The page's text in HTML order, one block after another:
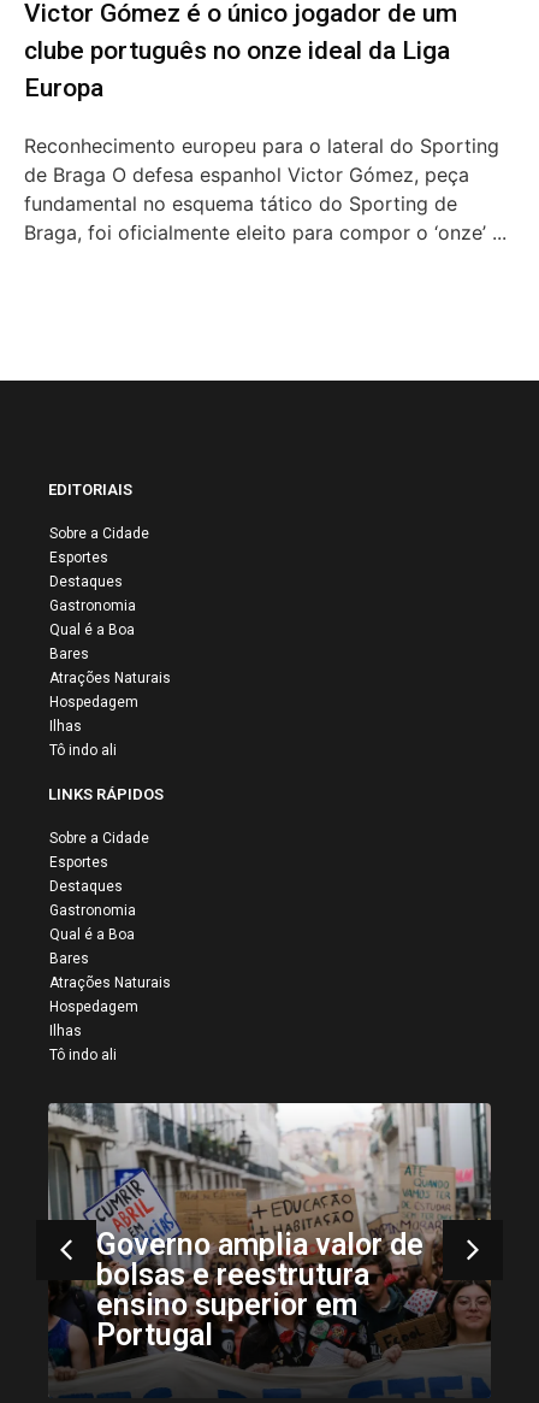
Victor Gómez é o único jogador de um
clube português no onze ideal da Liga
Europa
Reconhecimento europeu para o lateral do Sporting
de Braga O defesa espanhol Victor Gómez, peça
fundamental no esquema tático do Sporting de
Braga, foi oficialmente eleito para compor o ‘onze’ ...
EDITORIAIS
Sobre a Cidade
Esportes
Destaques
Gastronomia
Qual é a Boa
Bares
Atrações Naturais
Hospedagem
Ilhas
Tô indo ali
LINKS RÁPIDOS
Sobre a Cidade
Esportes
Destaques
Gastronomia
Qual é a Boa
Bares
Atrações Naturais
Hospedagem
Ilhas
Tô indo ali
Governo amplia valor de
bolsas e reestrutura
ensino superior em
Portugal